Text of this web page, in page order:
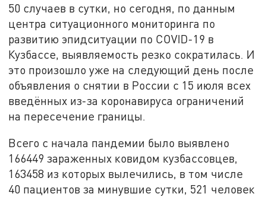
50 случаев в сутки, но сегодня, по данным
центра ситуационного мониторинга по
развитию эпидситуации по COVID-19 в
Кузбассе, выявляемость резко сократилась. И
это произошло уже на следующий день после
объявления о снятии в России с 15 июля всех
введённых из-за коронавируса ограничений
на пересечение границы.
Всего с начала пандемии было выявлено
166449 зараженных ковидом кузбассовцев,
163458 из которых вылечились, в том числе
40 пациентов за минувшие сутки, 521 человек